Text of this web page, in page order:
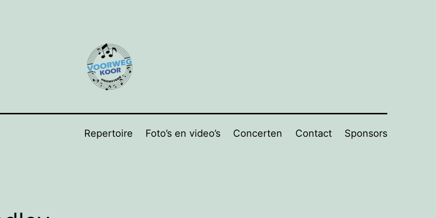
Repertoire Foto’s en video’s Concerten Contact Sponsors